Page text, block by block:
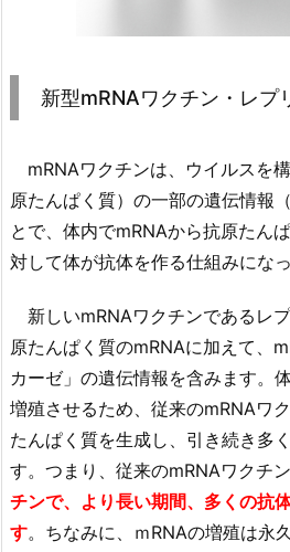
新型mRNAワクチン・レプ
mRNAワクチンは、ウイルスを
原たんぱく質）の一部の遺伝情報
とで、体内でmRNAから抗原たん
対して体が抗体を作る仕組みになっ
新しいmRNAワクチンであるレ
原たんぱく質のmRNAに加えて、
カーゼ」の遺伝情報を含みます。
増殖させるため、従来のmRNAワ
たんぱく質を生成し、引き続き多
す。つまり、従来のmRNAワクチン
チンで、より長い期間、多くの抗
す。ちなみに、ｍRNAの増殖は永